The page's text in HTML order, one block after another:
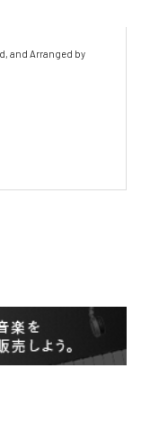
and Arranged by